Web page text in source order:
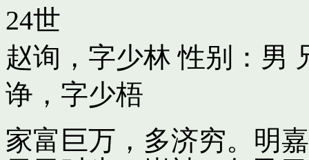
24世
赵询，字少林 性别：男
诤，字少梧
家富巨万，多济穷。明